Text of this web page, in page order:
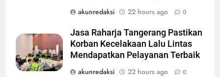
akunredaksi
22 hours ago 0
Jasa Raharja Tangerang Pastikan
Korban Kecelakaan Lalu Lintas
Mendapatkan Pelayanan Terbaik
akunredaksi
22 hours ago 0